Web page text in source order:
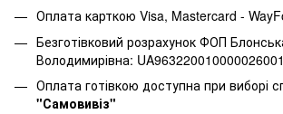
Оплата карткою Visa, Mastercard -
Безготівковий розрахунок ФОП
Володимирівна:
Оплата готівкою доступна при виборі
"Самовивіз"